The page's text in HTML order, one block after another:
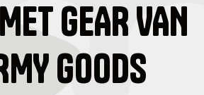
GEAR VAN
GOODS